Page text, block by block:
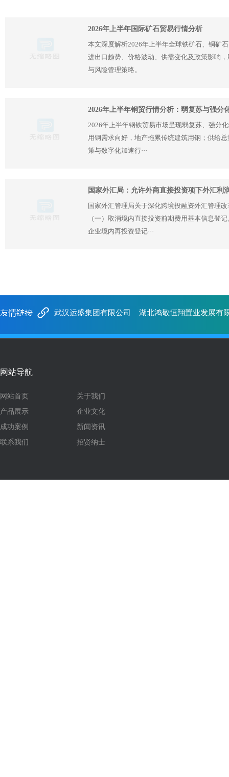
2026年上半年国际矿石贸易行情分析
本文深度解析2026年上半年全球铁矿石、铜矿
进出口趋势、价格波动、供需变化及政策影响
与风险管理策略。
2026年上半年钢贸行情分析：弱复苏与强分
2026年上半年钢铁贸易市场呈现弱复苏、强分
用钢需求向好，地产拖累传统建筑用钢；供给
策与数字化加速行···
国家外汇局：允许外商直接投资项下外汇利
国家外汇管理局关于深化跨境投融资外汇管理
（一）取消境内直接投资前期费用基本信息登
企业境内再投资登记···
武汉运盛集团有限公司 湖北鸿敬恒翔置业发展有
网站导航
网站首页
关于我们
产品展示
企业文化
成功案例
新闻资讯
联系我们
招贤纳士